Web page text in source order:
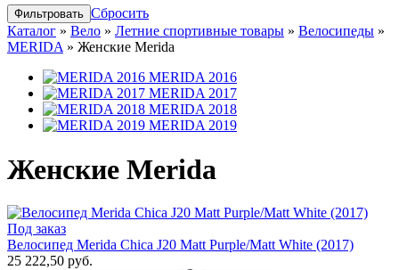
Сбросить
Каталог » Вело » Летние спортивные товары » Велосипеды »
MERIDA» Женские Merida
MERIDA 2016
MERIDA 2017
MERIDA 2018
MERIDA 2019
Женские Merida
Под заказ
Велосипед Merida Chica J20 Matt Purple/Matt White (2017)
25 222,50 руб.